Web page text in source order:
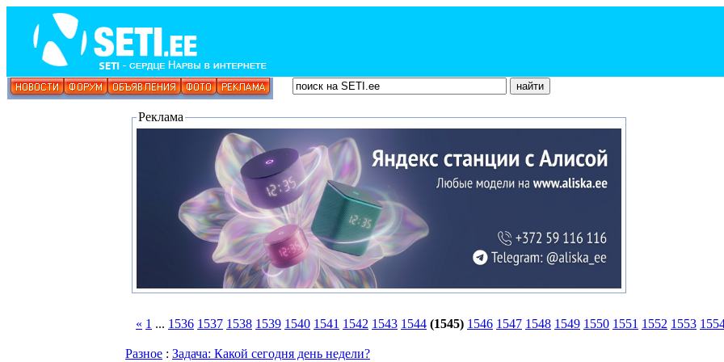
Реклама
« 1 ... 1536 1537 1538 1539 1540 1541 1542 1543 1544 (1545) 1546 1547 1548 1549 1550 1551 1552 1553
Разное : Задача: Какой сегодня день недели?